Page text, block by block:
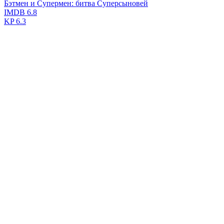
Бэтмен и Супермен: битва Суперсыновей
IMDB 6.8
KP6.3